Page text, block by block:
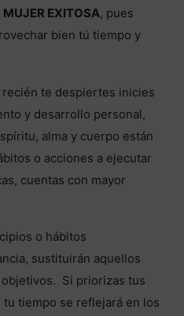
MUJER EXITOSA, pues
bien tú tiempo y
te despiertes inicies
y desarrollo personal,
alma y cuerpo están
o acciones a ejecutar
cuentas con mayor
o hábitos
sustituirán aquellos
Si priorizas tus
tiempo se reflejará en los